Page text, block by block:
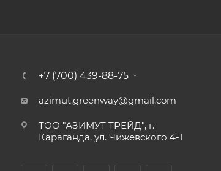
+7 (700) 439-88-75
azimut.greenway@gmail.com
ТОО "АЗИМУТ ТРЕЙД", г.
Караганда, ул. Чижевского 4-1